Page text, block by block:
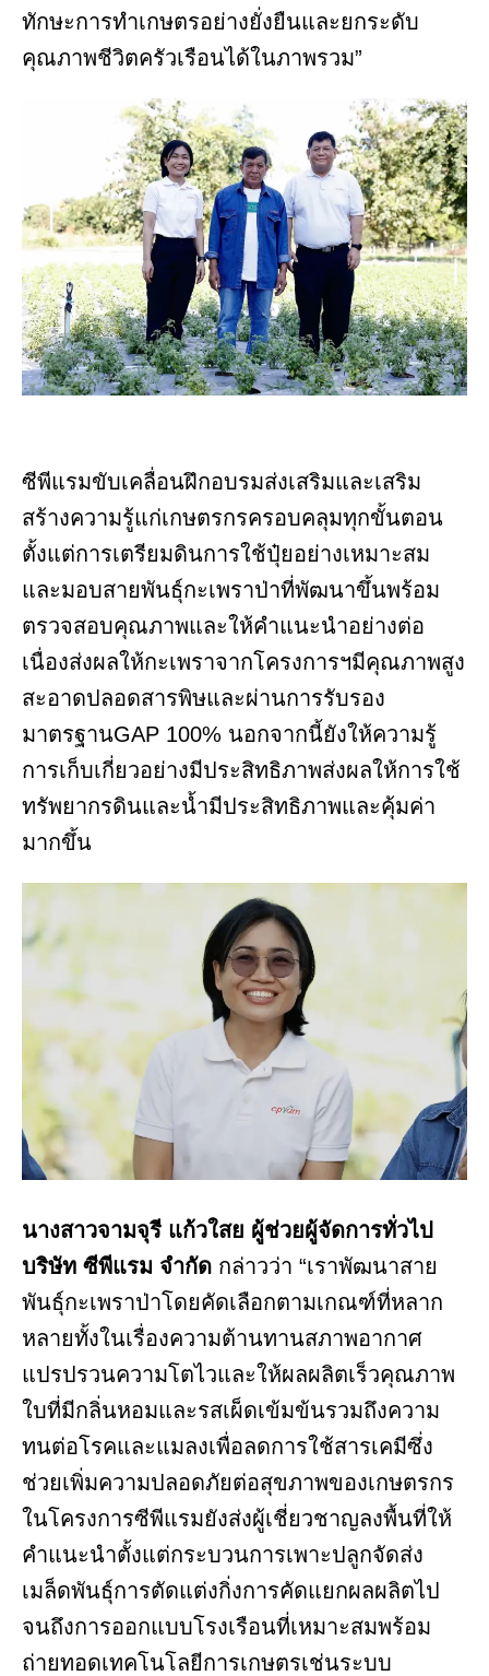
ทักษะการทำเกษตรอย่างยั่งยืนและยกระดับ
คุณภาพชีวิตครัวเรือนได้ในภาพรวม”
ซีพีแรมขับเคลื่อนฝึกอบรมส่งเสริมและเสริม
สร้างความรู้แก่เกษตรกรครอบคลุมทุกขั้นตอน
ตั้งแต่การเตรียมดินการใช้ปุ๋ยอย่างเหมาะสม
และมอบสายพันธุ์กะเพราป่าที่พัฒนาขึ้นพร้อม
ตรวจสอบคุณภาพและให้คำแนะนำอย่างต่อ
เนื่องส่งผลให้กะเพราจากโครงการฯมีคุณภาพสูง
สะอาดปลอดสารพิษและผ่านการรับรอง
มาตรฐานGAP 100% นอกจากนี้ยังให้ความรู้
การเก็บเกี่ยวอย่างมีประสิทธิภาพส่งผลให้การใช้
ทรัพยากรดินและน้ำมีประสิทธิภาพและคุ้มค่า
มากขึ้น
นางสาวจามจุรี แก้วใสย ผู้ช่วยผู้จัดการทั่วไป
บริษัท ซีพีแรม จำกัด กล่าวว่า “เราพัฒนาสาย
พันธุ์กะเพราป่าโดยคัดเลือกตามเกณฑ์ที่หลาก
หลายทั้งในเรื่องความต้านทานสภาพอากาศ
แปรปรวนความโตไวและให้ผลผลิตเร็วคุณภาพ
ใบที่มีกลิ่นหอมและรสเผ็ดเข้มข้นรวมถึงความ
ทนต่อโรคและแมลงเพื่อลดการใช้สารเคมีซึ่ง
ช่วยเพิ่มความปลอดภัยต่อสุขภาพของเกษตรกร
ในโครงการซีพีแรมยังส่งผู้เชี่ยวชาญลงพื้นที่ให้
คำแนะนำตั้งแต่กระบวนการเพาะปลูกจัดส่ง
เมล็ดพันธุ์การตัดแต่งกิ่งการคัดแยกผลผลิตไป
จนถึงการออกแบบโรงเรือนที่เหมาะสมพร้อม
ถ่ายทอดเทคโนโลยีการเกษตรเช่นระบบ